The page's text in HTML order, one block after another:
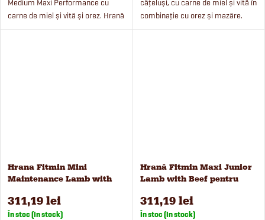
Medium Maxi Performance cu
carne de miel și vită și orez. Hrană
pentru câini adulți din rase medii
cățeluși, cu carne de miel și vită în
combinație cu orez și mazăre.
Hrana este potrivită pentru
Hrana Fitmin Mini
Maintenance Lamb with
mică, 12 kg
311,19 lei
În stoc (In stock)
Hrană Fitmin Maxi Junior
Lamb with Beef pentru
311,19 lei
În stoc (In stock)